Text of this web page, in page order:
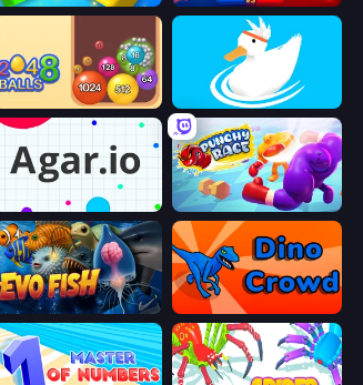
Crazy 2048 Balls Ducklings
Agar.io Punchy Race
Evo Fish Dino Crowd